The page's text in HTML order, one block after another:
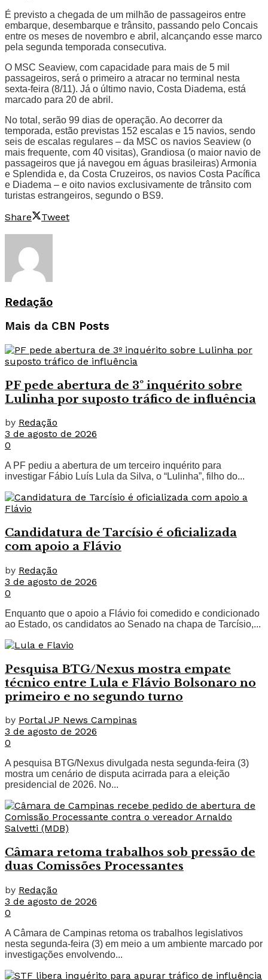
É previsto a chegada de um milhão de passageiros entre
embarque, desembarque e trânsito, passando pelo Concais
entre os meses de novembro e abril, alcançando esse marco
pela segunda temporada consecutiva.
O MSC Seaview, com capacidade para mais de 5 mil
passageiros, será o primeiro a atracar no terminal nesta
sexta-feira (8/11). Já o último navio, Costa Diadema, está
marcado para 20 de abril.
No total, serão 99 dias de operação. Ao decorrer da
temporada, estão previstas 152 escalas e 15 navios, sendo
seis de escalas regulares – da MSC os navios Seaview (o
mais frequente, com 40 visitas), Grandiosa (o maior navio de
passageiros que já navegou em águas brasileiras) Armonia
e Splendida e, da Costa Cruzeiros, os navios Costa Pacífica
e Diadema – e oito navios exclusivamente de trânsito com
turistas estrangeiros, segundo o BS9.
Share Tweet
Redação
Mais da CBN Posts
PF pede abertura de 3º inquérito sobre
Lulinha por suposto tráfico de influência
by Redação
3 de agosto de 2026
0
A PF pediu a abertura de um terceiro inquérito para
investigar Fábio Luís Lula da Silva, o “Lulinha”, filho do...
Candidatura de Tarcísio é oficializada
com apoio a Flávio
by Redação
3 de agosto de 2026
0
Enquanto que o apoio a Flávio foi comedido e condicionado
ao Estado, os candidatos ao Senado na chapa de Tarcísio,...
Pesquisa BTG/Nexus mostra empate
técnico entre Lula e Flávio Bolsonaro no
primeiro e no segundo turno
by Portal JP News Campinas
3 de agosto de 2026
0
A pesquisa BTG/Nexus divulgada nesta segunda-feira (3)
mostra um cenário de disputa acirrada para a eleição
presidencial de 2026. No...
Câmara retoma trabalhos sob pressão de
duas Comissões Processantes
by Redação
3 de agosto de 2026
0
A Câmara de Campinas retoma os trabalhos legislativos
nesta segunda-feira (3) em meio a um ambiente marcado por
investigações envolvendo...